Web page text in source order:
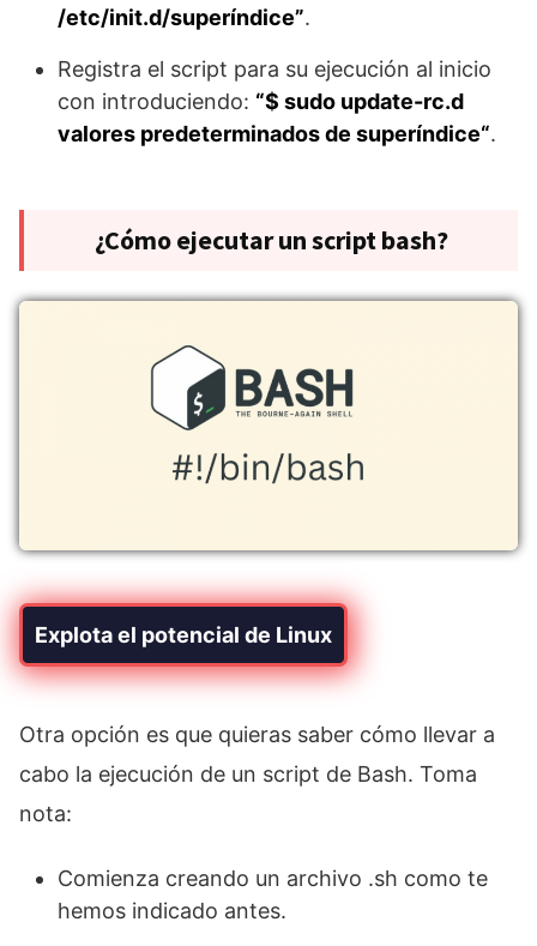
/etc/init.d/superíndice”.
Registra el script para su ejecución al inicio
con introduciendo: “$ sudo update-rc.d
valores predeterminados de superíndice“.
¿Cómo ejecutar un script bash?
Explota el potencial de Linux
Otra opción es que quieras saber cómo llevar a
cabo la ejecución de un script de Bash. Toma
nota:
Comienza creando un archivo .sh como te
hemos indicado antes.